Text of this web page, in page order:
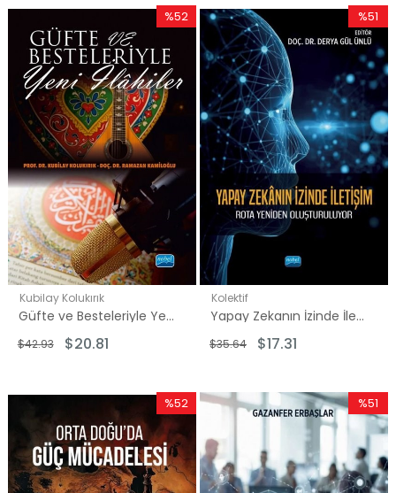
Kubilay Kolukırık
Güfte ve Besteleriyle Yeni İlahiler
$20.81
$42.93
%52
%52İndirim
Kolektif
Yapay Zekanın İzinde İletişim
$17.31
$35.64
%51
İndirim
%52
İndirim
%52İndirim
%51
İndirim